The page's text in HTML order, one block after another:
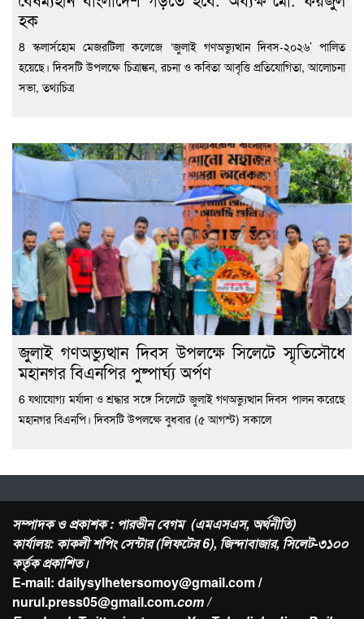
হক
8 স্কলার্সহোম মেজরটিলা কলেজে ‘জুলাই গণঅভ্যুত্থান দিবস-২০২৬’ পালিত
হয়েছে। দিবসটি উপলক্ষে চিত্রাঙ্কন, রচনা ও কবিতা আবৃত্তি প্রতিযোগিতা, আলোচনা
সভা, তথ্যচিত্র
জুলাই গণঅভ্যুত্থান দিবস উপলক্ষে সিলেটে স্মৃতিসৌধে
মহানগর বিএনপির পুষ্পার্ঘ্য অর্পণ
6 যথাযোগ্য মর্যাদা ও শ্রদ্ধার সঙ্গে সিলেটে জুলাই গণঅভ্যুত্থান দিবস পালন করেছে
মহানগর বিএনপি। দিবসটি উপলক্ষে বুধবার (৫ আগস্ট) সকালে
সম্পাদক ও প্রকাশক : পারভীন বেগম (এমএসএস, অর্থনীতি)
কার্যালয়: কাকলী শপিং সেন্টার (লিফটের 6), জিন্দাবাজার, সিলেট-৩১০০
কর্তৃক প্রকাশিত।
E-mail: dailysylhetersomoy@gmail.com /
nurul.press05@gmail.com.com /